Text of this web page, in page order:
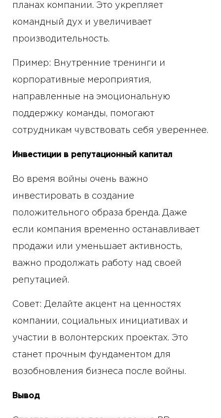
планах компании. Это укрепляет
командный дух и увеличивает
производительность.
Пример: Внутренние тренинги и
корпоративные мероприятия,
направленные на эмоциональную
поддержку команды, помогают
сотрудникам чувствовать себя увереннее.
Инвестиции в репутационный капитал
Во время войны очень важно
инвестировать в создание
положительного образа бренда. Даже
если компания временно останавливает
продажи или уменьшает активность,
важно продолжать работу над своей
репутацией.
Совет: Делайте акцент на ценностях
компании, социальных инициативах и
участии в волонтерских проектах. Это
станет прочным фундаментом для
возобновления бизнеса после войны.
Вывод